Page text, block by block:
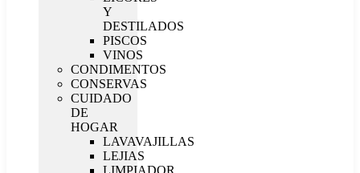
Y
DESTILADOS
PISCOS
VINOS
CONDIMENTOS
CONSERVAS
CUIDADO
DE
HOGAR
LAVAVAJILLAS
LEJIAS
LIMPIADOR